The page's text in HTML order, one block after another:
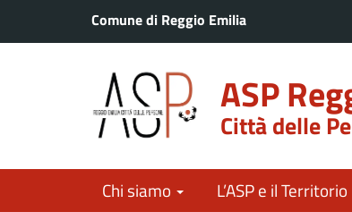
Comune di Reggio Emilia
ASP
Città delle
Chi siamo L’ASP e il Territorio